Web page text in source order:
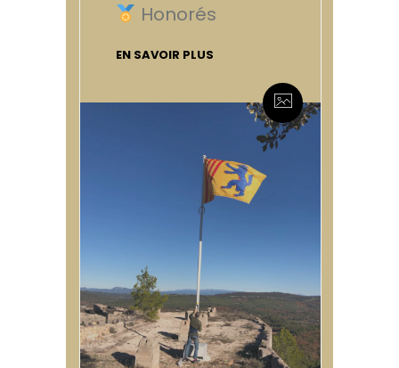
Honorés
EN SAVOIR PLUS